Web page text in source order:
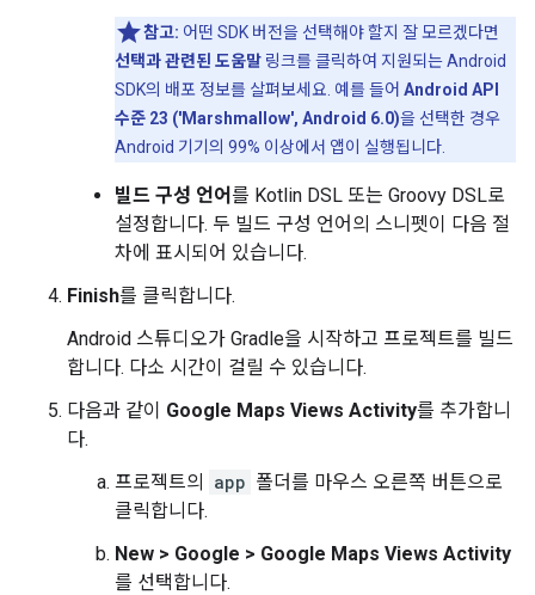
참고: 어떤 SDK 버전을 선택해야 할지 잘 모르겠다면
선택과 관련된 도움말 링크를 클릭하여 지원되는 Android
SDK의 배포 정보를 살펴보세요. 예를 들어 Android API
수준 23 ('Marshmallow', Android 6.0)을 선택한 경우
Android 기기의 99% 이상에서 앱이 실행됩니다.
빌드 구성 언어 를 Kotlin DSL 또는 Groovy DSL로
설정합니다. 두 빌드 구성 언어의 스니펫이 다음 절
차에 표시되어 있습니다.
Finish를 클릭합니다.
Android 스튜디오가 Gradle을 시작하고 프로젝트를 빌드
합니다. 다소 시간이 걸릴 수 있습니다.
다음과 같이 Google Maps Views Activity를 추가합니
다.
프로젝트의
app 폴더를 마우스 오른쪽 버튼으로
클릭합니다.
New > Google > Google Maps Views Activity
를 선택합니다.